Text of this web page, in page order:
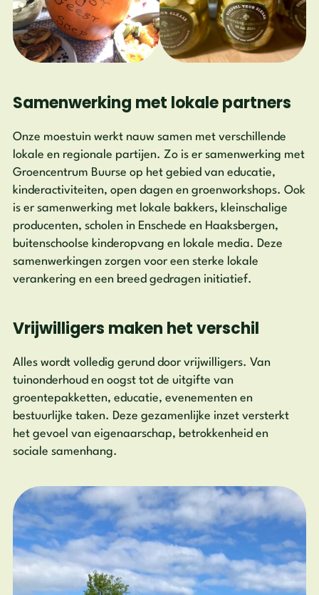
Samenwerking met lokale partners
Onze moestuin werkt nauw samen met verschillende
lokale en regionale partijen. Zo is er samenwerking met
Groencentrum Buurse op het gebied van educatie,
kinderactiviteiten, open dagen en groenworkshops. Ook
is er samenwerking met lokale bakkers, kleinschalige
producenten, scholen in Enschede en Haaksbergen,
buitenschoolse kinderopvang en lokale media. Deze
samenwerkingen zorgen voor een sterke lokale
verankering en een breed gedragen initiatief.
Vrijwilligers maken het verschil
Alles wordt volledig gerund door vrijwilligers. Van
tuinonderhoud en oogst tot de uitgifte van
groentepakketten, educatie, evenementen en
bestuurlijke taken. Deze gezamenlijke inzet versterkt
het gevoel van eigenaarschap, betrokkenheid en
sociale samenhang.